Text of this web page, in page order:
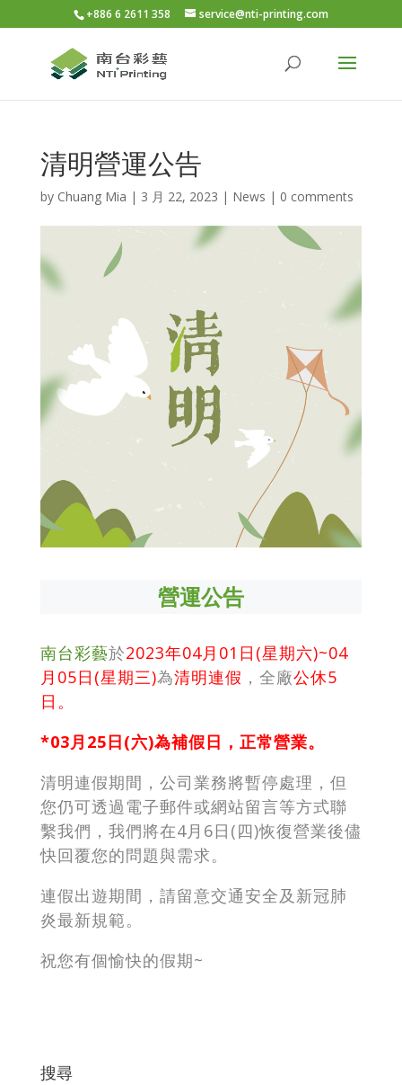
+886 6 2611 358 service@nti-printing.com
清明營運公告
by Chuang Mia | 3 月 22, 2023 | News | 0 comments
營運公告
南台彩藝於2023年04月01日(星期六)~04
月05日(星期三)為清明連假 ，全廠公休5
日。
*03月25日(六)為補假日，正常營業。
清明連假期間，公司業務將暫停處理，但
您仍可透過電子郵件或網站留言等方式聯
繫我們，我們將在4月6日(四)恢復營業後儘
快回覆您的問題與需求。
連假出遊期間，請留意交通安全及新冠肺
炎最新規範。
祝您有個愉快的假期~
搜尋